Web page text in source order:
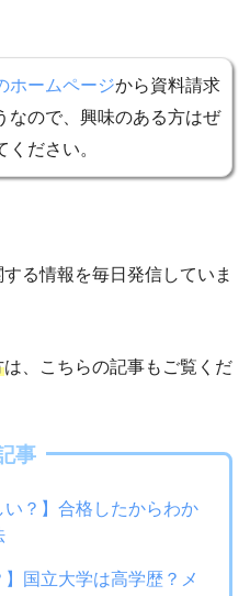
ホームページから資料請求
なので、興味のある方はぜ
ください。
る情報を毎日発信していま
は、こちらの記事もご覧くだ
事
い？】合格したからわか
】国立大学は高学歴？メ